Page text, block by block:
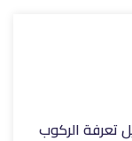
الركوب